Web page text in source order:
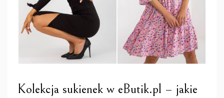
Kolekcja sukienek w eButik.pl – jakie